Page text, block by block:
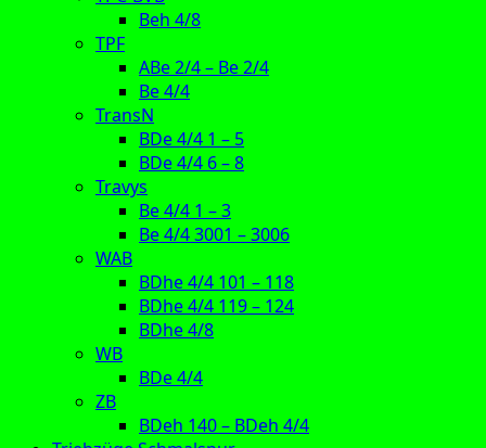
Beh 4/8
TPF
ABe 2/4 – Be 2/4
Be 4/4
TransN
BDe 4/4 1 – 5
BDe 4/4 6 – 8
Travys
Be 4/4 1 – 3
Be 4/4 3001 – 3006
WAB
BDhe 4/4 101 – 118
BDhe 4/4 119 – 124
BDhe 4/8
WB
BDe 4/4
ZB
BDeh 140 – BDeh 4/4